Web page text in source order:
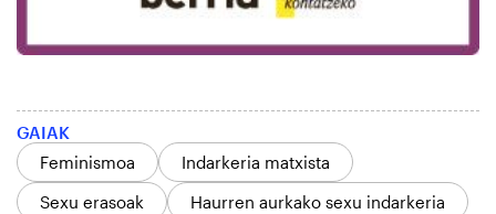
GAIAK
Feminismoa
Indarkeria matxista
Sexu erasoak
Haurren aurkako sexu indarkeria